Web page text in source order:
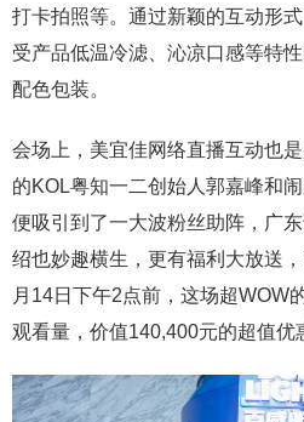
打卡拍照等。通过新颖的互动形
受产品低温冷滤、沁凉口感等特
配色包装。
会场上，美宜佳网络直播互动也
的KOL粤知一二创始人郭嘉峰和
便吸引到了一大波粉丝助阵，广
绍也妙趣横生，更有福利大放送
月14日下午2点前，这场超WOW
观看量，价值140,400元的超值优